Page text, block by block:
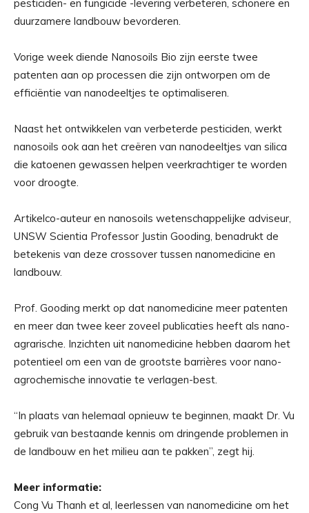
pesticiden- en fungicide -levering verbeteren, schonere en
duurzamere landbouw bevorderen.
Vorige week diende Nanosoils Bio zijn eerste twee
patenten aan op processen die zijn ontworpen om de
efficiëntie van nanodeeltjes te optimaliseren.
Naast het ontwikkelen van verbeterde pesticiden, werkt
nanosoils ook aan het creëren van nanodeeltjes van silica
die katoenen gewassen helpen veerkrachtiger te worden
voor droogte.
Artikelco-auteur en nanosoils wetenschappelijke adviseur,
UNSW Scientia Professor Justin Gooding, benadrukt de
betekenis van deze crossover tussen nanomedicine en
landbouw.
Prof. Gooding merkt op dat nanomedicine meer patenten
en meer dan twee keer zoveel publicaties heeft als nano-
agrarische. Inzichten uit nanomedicine hebben daarom het
potentieel om een ​​van de grootste barrières voor nano-
agrochemische innovatie te verlagen-best.
“In plaats van helemaal opnieuw te beginnen, maakt Dr. Vu
gebruik van bestaande kennis om dringende problemen in
de landbouw en het milieu aan te pakken”, zegt hij.
Meer informatie:
Cong Vu Thanh et al, leerlessen van nanomedicine om het